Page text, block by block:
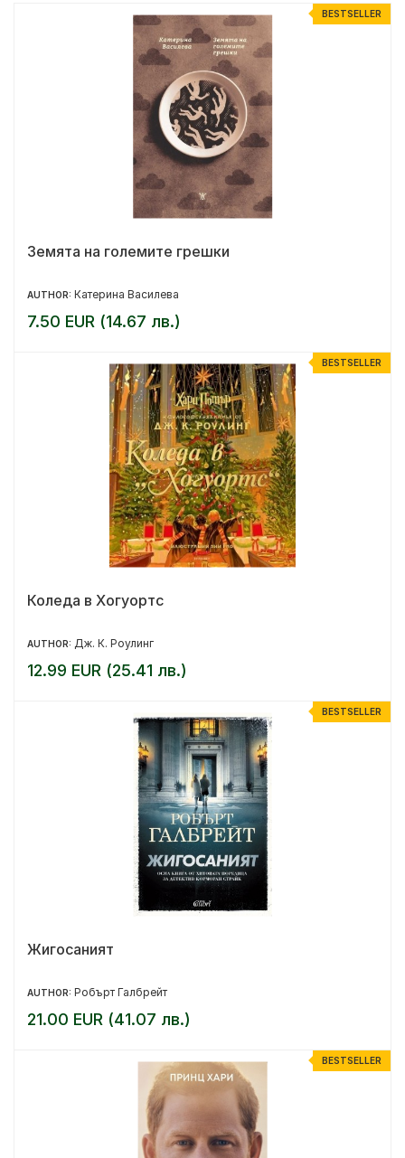
BESTSELLER
Земята на големите грешки
AUTHOR: Катерина Василева
7.50 EUR (14.67 лв.)
BESTSELLER
Коледа в Хогуортс
AUTHOR: Дж. К. Роулинг
12.99 EUR (25.41 лв.)
BESTSELLER
Жигосаният
AUTHOR: Робърт Галбрейт
21.00 EUR (41.07 лв.)
BESTSELLER